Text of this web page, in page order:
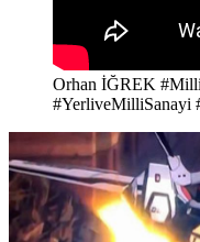
Orhan İĞREK
#YerliveMilliSanayi